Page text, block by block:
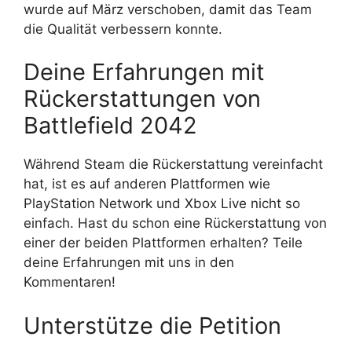
wurde auf März verschoben, damit das Team
die Qualität verbessern konnte.
Deine Erfahrungen mit
Rückerstattungen von
Battlefield 2042
Während Steam die Rückerstattung vereinfacht
hat, ist es auf anderen Plattformen wie
PlayStation Network und Xbox Live nicht so
einfach. Hast du schon eine Rückerstattung von
einer der beiden Plattformen erhalten? Teile
deine Erfahrungen mit uns in den
Kommentaren!
Unterstütze die Petition